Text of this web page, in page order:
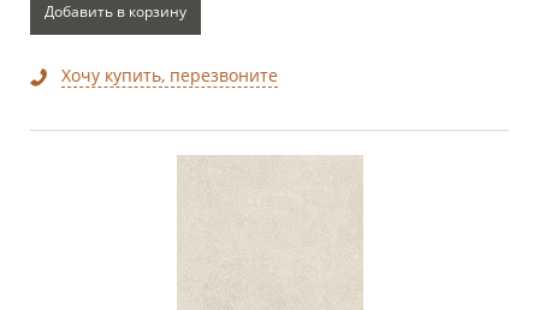
Добавить в корзину
Хочу купить, перезвоните